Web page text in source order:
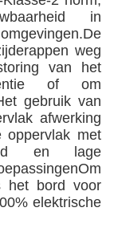
in
weg
van het
of om
gebruik van
afwerking
oppervlak met
en lage
het bord voor
elektrische